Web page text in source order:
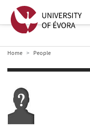
Home People